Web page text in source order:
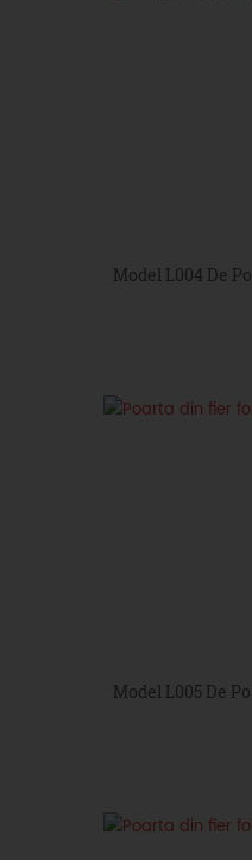
Model L004 De
Model L005 De